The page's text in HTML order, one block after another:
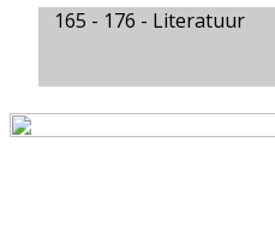
165 - 176 - Literatuur